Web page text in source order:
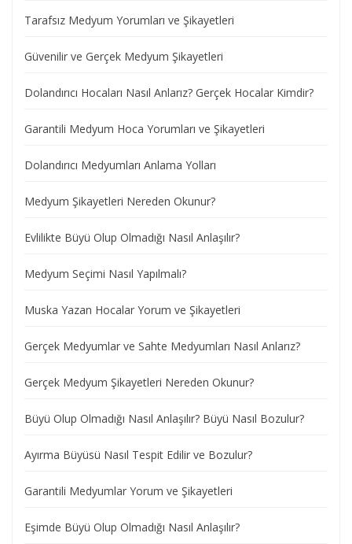
Tarafsız Medyum Yorumları ve Şikayetleri
Güvenilir ve Gerçek Medyum Şikayetleri
Dolandırıcı Hocaları Nasıl Anlarız? Gerçek Hocalar Kimdir?
Garantili Medyum Hoca Yorumları ve Şikayetleri
Dolandırıcı Medyumları Anlama Yolları
Medyum Şikayetleri Nereden Okunur?
Evlilikte Büyü Olup Olmadığı Nasıl Anlaşılır?
Medyum Seçimi Nasıl Yapılmalı?
Muska Yazan Hocalar Yorum ve Şikayetleri
Gerçek Medyumlar ve Sahte Medyumları Nasıl Anlarız?
Gerçek Medyum Şikayetleri Nereden Okunur?
Büyü Olup Olmadığı Nasıl Anlaşılır? Büyü Nasıl Bozulur?
Ayırma Büyüsü Nasıl Tespit Edilir ve Bozulur?
Garantili Medyumlar Yorum ve Şikayetleri
Eşimde Büyü Olup Olmadığı Nasıl Anlaşılır?